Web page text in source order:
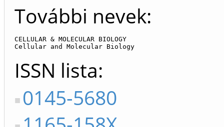
További nevek:
CELLULAR & MOLECULAR BIOLOGY
Cellular and Molecular Biology
ISSN lista
0145-5680